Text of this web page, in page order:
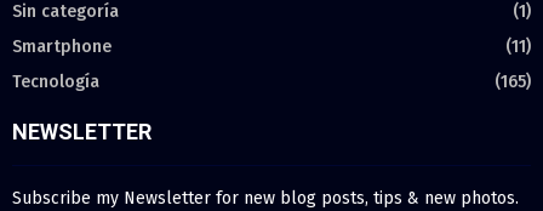
Sin categoría
(1)
Smartphone
(11)
Tecnología
(165)
NEWSLETTER
Subscribe my Newsletter for new blog posts, tips & new photos.